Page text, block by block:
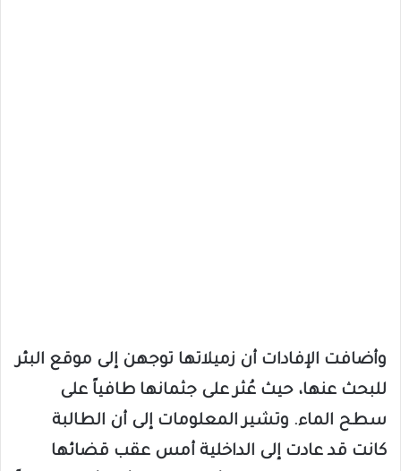
وأضافت الإفادات أن زميلاتها توجهن إلى موقع البئر
للبحث عنها، حيث عُثر على جثمانها طافياً على
سطح الماء. وتشير المعلومات إلى أن الطالبة
كانت قد عادت إلى الداخلية أمس عقب قضائها